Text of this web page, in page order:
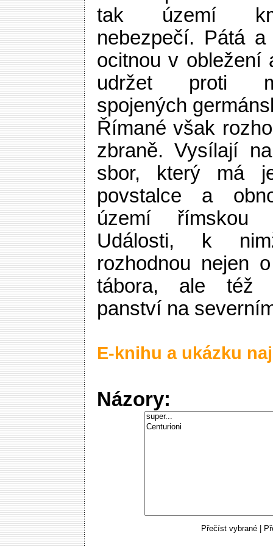
tak území
nebezpečí. Pátá
ocitnou v obležení
udržet proti
spojených
Římané však
zbraně. Vysílají
sbor, který má
povstalce a
území
Události, k
rozhodnou nejen
tábora, ale též
panství na
E-knihu a ukázku
Názory:
Přečíst vybrané|